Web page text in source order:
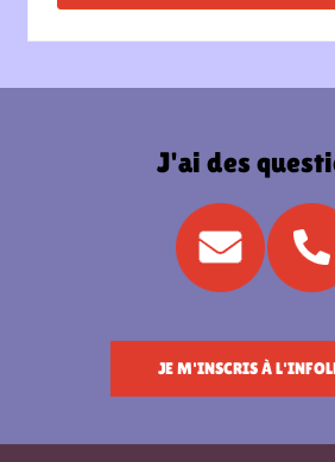
J'ai des
JE M'INSCRIS À